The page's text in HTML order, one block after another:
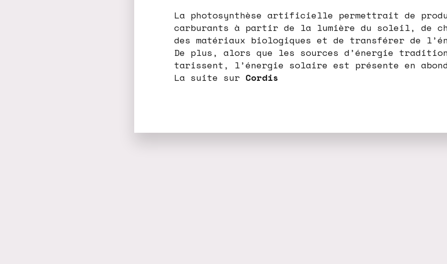
La photosynthèse artificielle permettrait de
carburants à partir de la lumière du soleil, de
des matériaux biologiques et de transférer de
De plus, alors que les sources d’énergie
tarissent, l’énergie solaire est présente en
La suite sur Cordis